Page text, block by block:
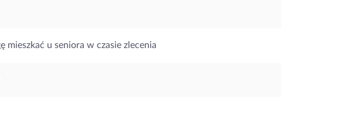
mieszkać u seniora w czasie zlecenia